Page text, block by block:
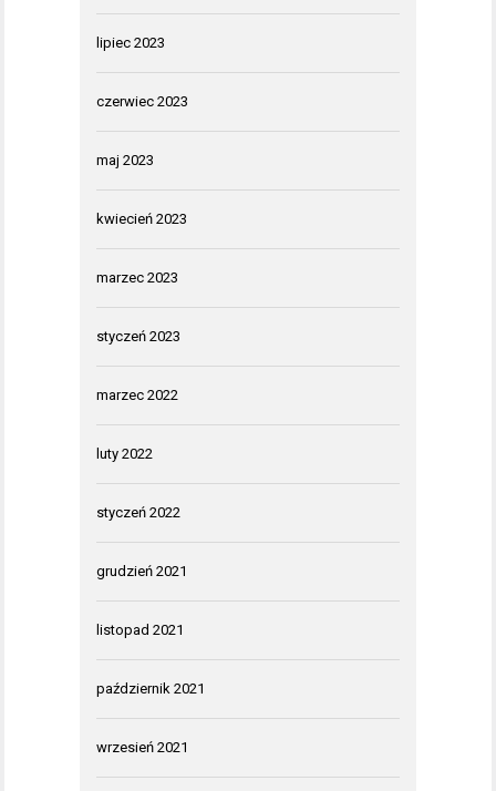
lipiec 2023
czerwiec 2023
maj 2023
kwiecień 2023
marzec 2023
styczeń 2023
marzec 2022
luty 2022
styczeń 2022
grudzień 2021
listopad 2021
październik 2021
wrzesień 2021